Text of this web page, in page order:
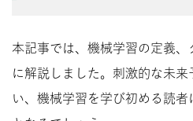
本記事では、機械学習の定義、
に解説しました。刺激的な未
い、機械学習を学び初める読